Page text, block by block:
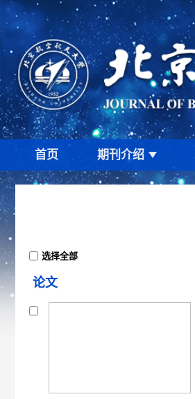
首页 期刊介绍
选择全部
论文